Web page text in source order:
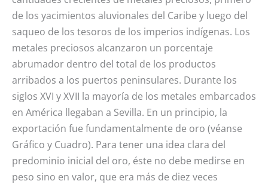
de los yacimientos aluvionales del Caribe y luego del
saqueo de los tesoros de los imperios indígenas. Los
metales preciosos alcanzaron un porcentaje
abrumador dentro del total de los productos
arribados a los puertos peninsulares. Durante los
siglos XVI y XVII la mayoría de los metales embarcados
en América llegaban a Sevilla. En un principio, la
exportación fue fundamentalmente de oro (véanse
Gráfico y Cuadro). Para tener una idea clara del
predominio inicial del oro, éste no debe medirse en
peso sino en valor, que era más de diez veces